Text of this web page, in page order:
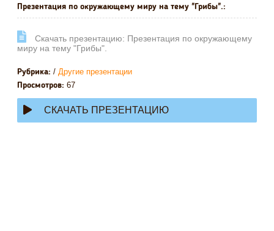
Презентация по окружающему миру на тему "Грибы".:
Cкачать презентацию: Презентация по окружающему
миру на тему "Грибы".
Рубрика: / Другие презентации
Просмотров: 67
СКАЧАТЬ ПРЕЗЕНТАЦИЮ